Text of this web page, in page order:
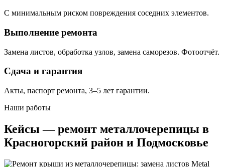
С минимальным риском повреждения соседних элементов.
Выполнение ремонта
Замена листов, обработка узлов, замена саморезов. Фотоотчёт.
Сдача и гарантия
Акты, паспорт ремонта, 3–5 лет гарантии.
Наши работы
Кейсы — ремонт металлочерепицы в
Красногорский район и Подмосковье